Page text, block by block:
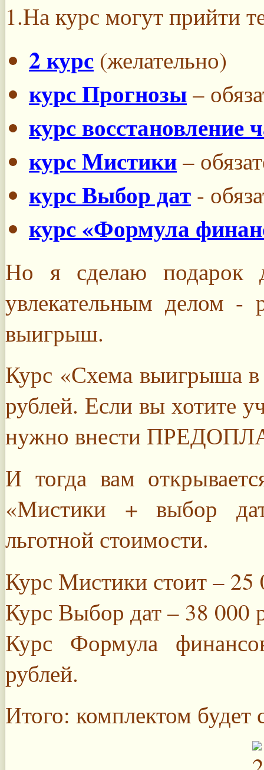
1.На курс могут прийти
2 курс (желательно)
курс Прогнозы–
курс восстановление
курс Мистики–
курс Выбор дат -
курс «Формула
Но я сделаю подарок
увлекательным делом -
выигрыш.
Курс «Схема выигрыша в
рублей. Если вы хотите
нужно внести
И тогда вам
«Мистики + выбор
льготной стоимости.
Курс Мистики стоит – 25
Курс Выбор дат – 38 000
Курс Формула
рублей.
Итого: комплектом будет